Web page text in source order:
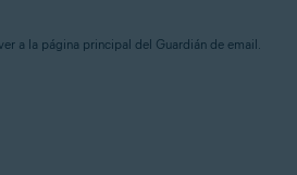
a la página principal del Guardián de email.